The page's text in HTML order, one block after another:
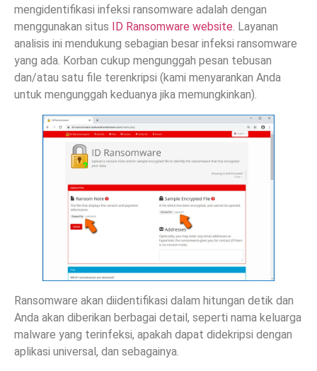
mengidentifikasi infeksi ransomware adalah dengan
menggunakan situs ID Ransomware website . Layanan
analisis ini mendukung sebagian besar infeksi ransomware
yang ada. Korban cukup mengunggah pesan tebusan
dan/atau satu file terenkripsi (kami menyarankan Anda
untuk mengunggah keduanya jika memungkinkan).
Ransomware akan diidentifikasi dalam hitungan detik dan
Anda akan diberikan berbagai detail, seperti nama keluarga
malware yang terinfeksi, apakah dapat didekripsi dengan
aplikasi universal, dan sebagainya.